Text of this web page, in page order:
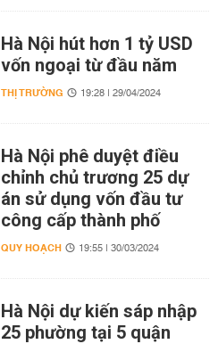
Hà Nội hút hơn 1 tỷ USD
vốn ngoại từ đầu năm
THỊ TRƯỜNG 19:28 | 29/04/2024
Hà Nội phê duyệt điều
chỉnh chủ trương 25 dự
án sử dụng vốn đầu tư
công cấp thành phố
QUY HOẠCH 19:55 | 30/03/2024
Hà Nội dự kiến sáp nhập
25 phường tại 5 quận